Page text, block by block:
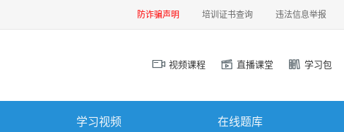
防诈骗声明 培训证书查询 违法信息举报
视频课程 直播课堂 学习包
学习视频 在线题库